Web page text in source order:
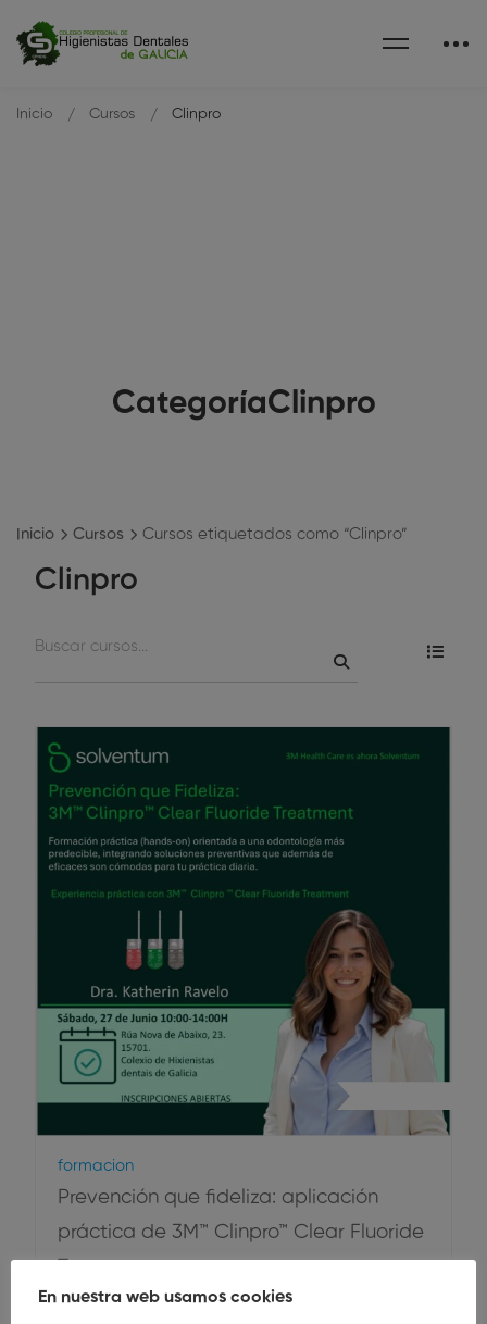
CategoríaClinpro
Inicio Cursos Clinpro
Inicio Cursos Cursos etiquetados como “Clinpro”
Clinpro
Formacion
Prevención que fideliza: aplicación
práctica de 3M™ Clinpro™ Clear Fluoride
En nuestra web usamos cookies